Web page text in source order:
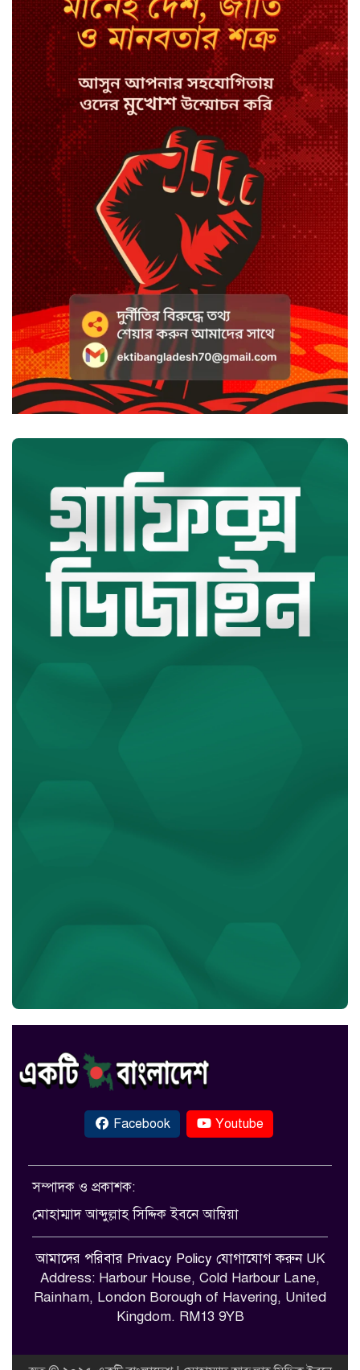
বাংলাদেশে চালু হলো থাই কফি চেইন
ক্যাফে আমাজন
হাসিনাকে সুযোগ দিয়ে সার্বভৌমত্বে
আঘাত: রিজভী
ডিজিটাল ভূমি সেবায় জবাবদিহি
নিশ্চিতের নির্দেশ
সবুজবাগে ময়লার স্তূপ থেকে তরুণীর
খণ্ডিত মাথা ও হাত উদ্ধার
Facebook Youtube
সম্পাদক ও প্রকাশক:
মোহাম্মাদ আব্দুল্লাহ সিদ্দিক ইবনে আম্বিয়া
আমাদের পরিবার Privacy Policy যোগাযোগ করুনUK
Address: Harbour House, Cold Harbour Lane,
Rainham, London Borough of Havering, United
Kingdom. RM13 9YB